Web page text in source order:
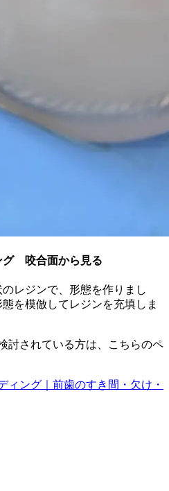
グ 咬合面から見る
レジンで、形態を作りまし
を模倣してレジンを充填しま
討されている方は、こちらのペ
ィング｜前歯のすき間・欠け・